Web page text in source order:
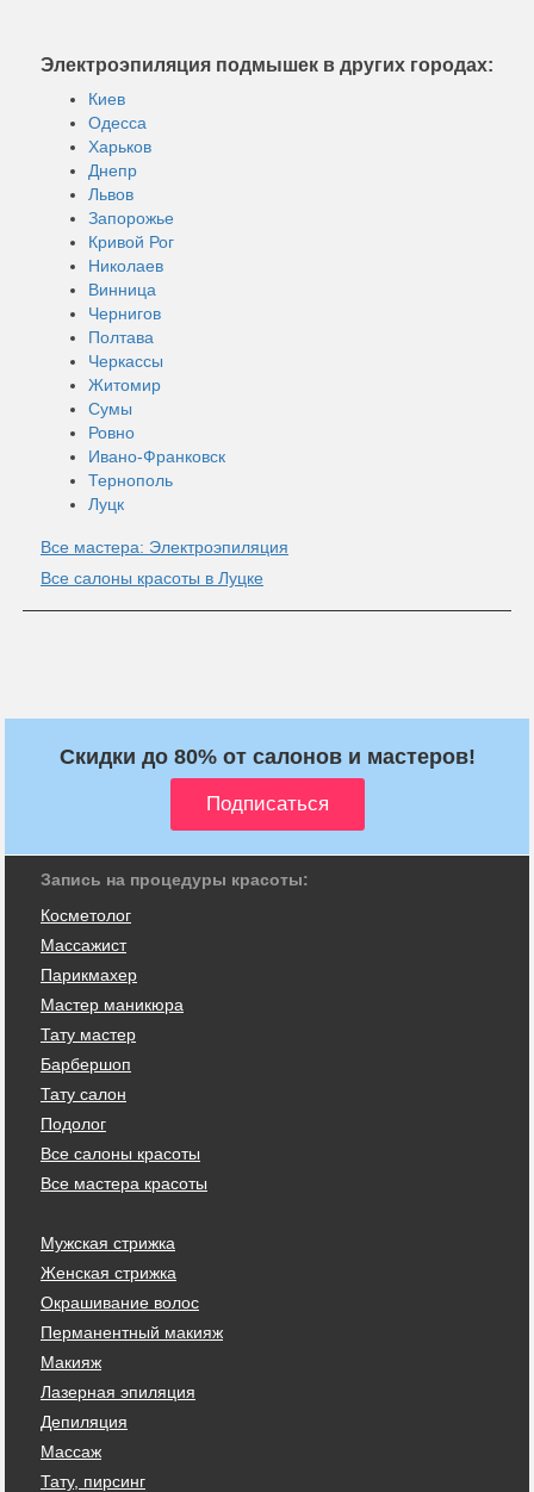
Электроэпиляция подмышек в других городах:
Киев
Одесса
Харьков
Днепр
Львов
Запорожье
Кривой Рог
Николаев
Винница
Чернигов
Полтава
Черкассы
Житомир
Сумы
Ровно
Ивано-Франковск
Тернополь
Луцк
Все мастера: Электроэпиляция
Все салоны красоты в Луцке
Скидки до 80% от салонов и мастеров!
Запись на процедуры красоты:
Косметолог
Массажист
Парикмахер
Мастер маникюра
Тату мастер
Барбершоп
Тату салон
Подолог
Все салоны красоты
Все мастера красоты
Мужская стрижка
Женская стрижка
Окрашивание волос
Перманентный макияж
Макияж
Лазерная эпиляция
Депиляция
Массаж
Тату, пирсинг